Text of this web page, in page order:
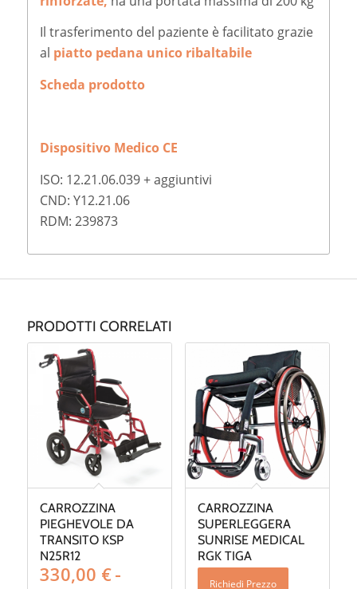
Il trasferimento del paziente è facilitato grazie
al piatto pedana unico ribaltabile
Scheda prodotto
Dispositivo Medico CE
ISO: 12.21.06.039 + aggiuntivi
CND: Y12.21.06
RDM: 239873
PRODOTTI CORRELATI
CARROZZINA
PIEGHEVOLE DA
TRANSITO KSP
N25R12
330,00 €-
CARROZZINA
SUPERLEGGERA
SUNRISE MEDICAL
RGK TIGA
Richiedi Prezzo